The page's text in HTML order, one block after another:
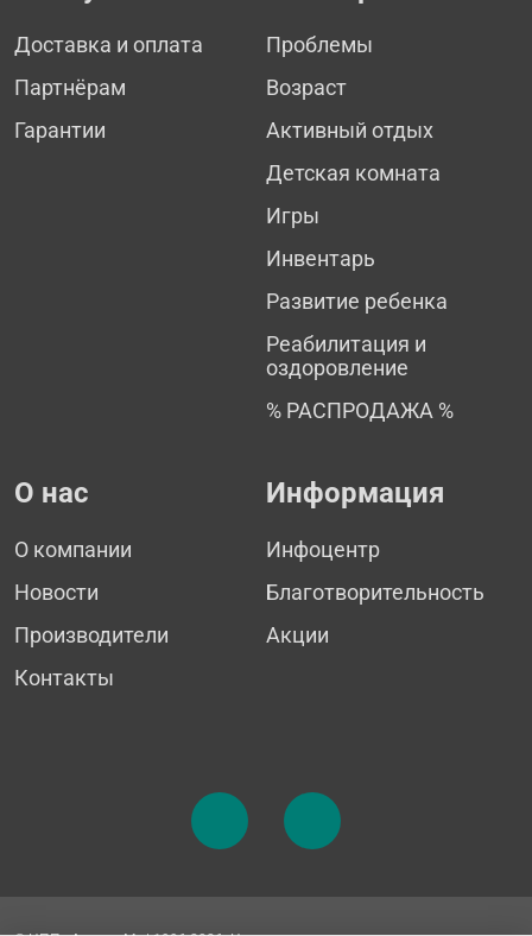
Доставка и оплата
Партнёрам
Гарантии
Проблемы
Возраст
Активный отдых
Детская комната
Игры
Инвентарь
Развитие ребенка
Реабилитация и
оздоровление
% РАСПРОДАЖА %
О нас
О компании
Новости
Производители
Контакты
Информация
Инфоцентр
Благотворительность
Акции